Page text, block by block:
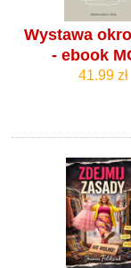
Wystawa
- ebook
41.99 zł